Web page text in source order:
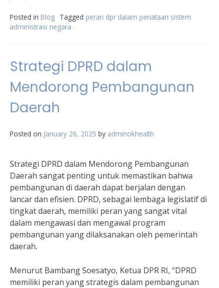
Posted in Blog Tagged peran dpr dalam penataan sistem
administrasi negara
Strategi DPRD dalam
Mendorong Pembangunan
Daerah
Posted on January 26, 2025 by adminokhealth
Strategi DPRD dalam Mendorong Pembangunan
Daerah sangat penting untuk memastikan bahwa
pembangunan di daerah dapat berjalan dengan
lancar dan efisien. DPRD, sebagai lembaga legislatif di
tingkat daerah, memiliki peran yang sangat vital
dalam mengawasi dan mengawal program
pembangunan yang dilaksanakan oleh pemerintah
daerah.
Menurut Bambang Soesatyo, Ketua DPR RI, “DPRD
memiliki peran yang strategis dalam pembangunan